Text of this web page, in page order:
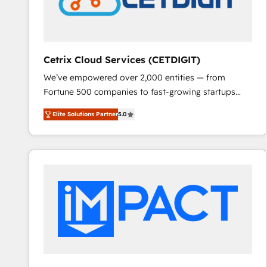
Cetrix Cloud Services (CETDIGIT)
We’ve empowered over 2,000 entities — from
Fortune 500 companies to fast-growing startups
and nonprofits — to streamline operations, scale
revenue, and unlock the full potential of HubSpot.
With deep technical and industry expertise, we fuse
automation, integration, and AI innovation to deliver
Sales, Service, Marketing & Content Hubs • AI voice
and chat agents, predictive automation, and smart
workflows • Salesforce + HubSpot integration •
RevOps and AI-driven sales enablement • Website
Elite Solutions Partner5.0